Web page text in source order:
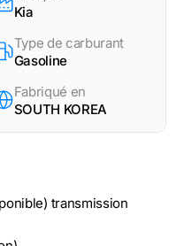
Kia
Type de carburant
Gasoline
Fabriqué en
SOUTH KOREA
transmission